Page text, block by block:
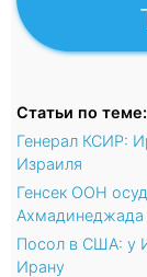
Статьи по теме:
Генерал КСИР:
Израиля
Генсек ООН
Ахмадинеджада
Посол в США: у
Ирану